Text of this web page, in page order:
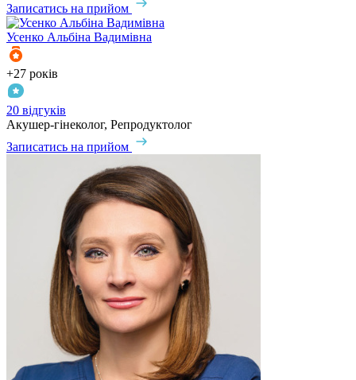
Записатись на прийом
Усенко Альбіна Вадимівна
+27 років
20 відгуків
Акушер-гінеколог, Репродуктолог
Записатись на прийом